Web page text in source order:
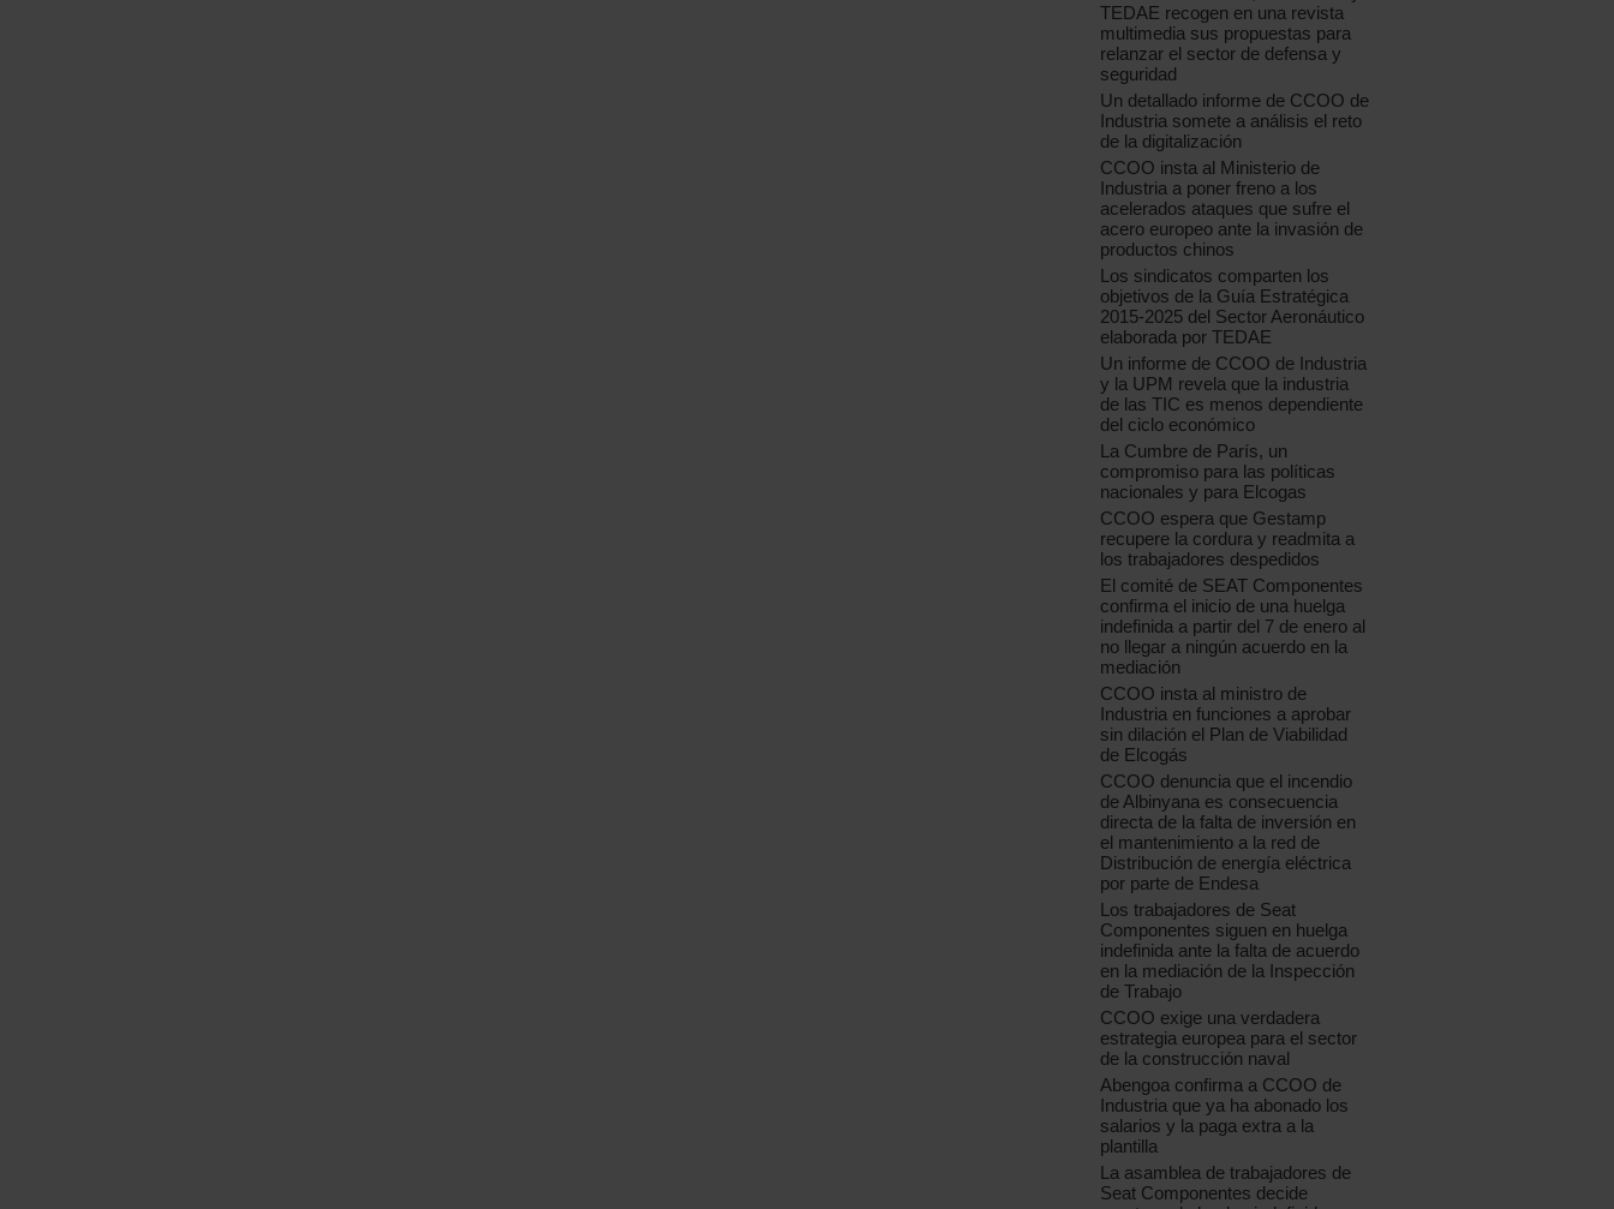
TEDAE recogen en una revista
multimedia sus propuestas para
relanzar el sector de defensa y
seguridad
Un detallado informe de CCOO de
Industria somete a análisis el reto
de la digitalización
CCOO insta al Ministerio de
Industria a poner freno a los
acelerados ataques que sufre el
acero europeo ante la invasión de
productos chinos
Los sindicatos comparten los
objetivos de la Guía Estratégica
2015-2025 del Sector Aeronáutico
elaborada por TEDAE
Un informe de CCOO de Industria
y la UPM revela que la industria
de las TIC es menos dependiente
del ciclo económico
La Cumbre de París, un
compromiso para las políticas
nacionales y para Elcogas
CCOO espera que Gestamp
recupere la cordura y readmita a
los trabajadores despedidos
El comité de SEAT Componentes
confirma el inicio de una huelga
indefinida a partir del 7 de enero al
no llegar a ningún acuerdo en la
mediación
CCOO insta al ministro de
Industria en funciones a aprobar
sin dilación el Plan de Viabilidad
de Elcogás
CCOO denuncia que el incendio
de Albinyana es consecuencia
directa de la falta de inversión en
el mantenimiento a la red de
Distribución de energía eléctrica
por parte de Endesa
Los trabajadores de Seat
Componentes siguen en huelga
indefinida ante la falta de acuerdo
en la mediación de la Inspección
de Trabajo
CCOO exige una verdadera
estrategia europea para el sector
de la construcción naval
Abengoa confirma a CCOO de
Industria que ya ha abonado los
salarios y la paga extra a la
plantilla
La asamblea de trabajadores de
Seat Componentes decide